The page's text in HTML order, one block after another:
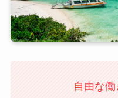
自由な